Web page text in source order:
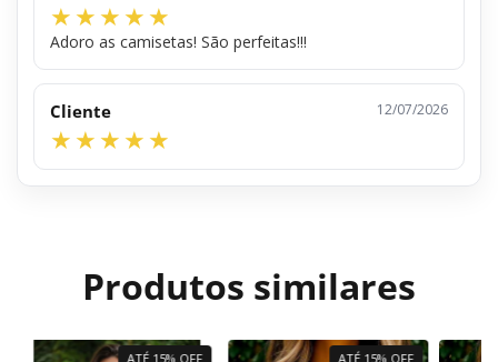
Adoro as camisetas! São perfeitas!!!
Cliente 12/07/2026
Produtos similares
ATÉ 15% OFF ATÉ 15% OFF